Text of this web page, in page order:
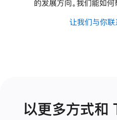
的发展方向。我们能如何
让我们与你联
以更多方式